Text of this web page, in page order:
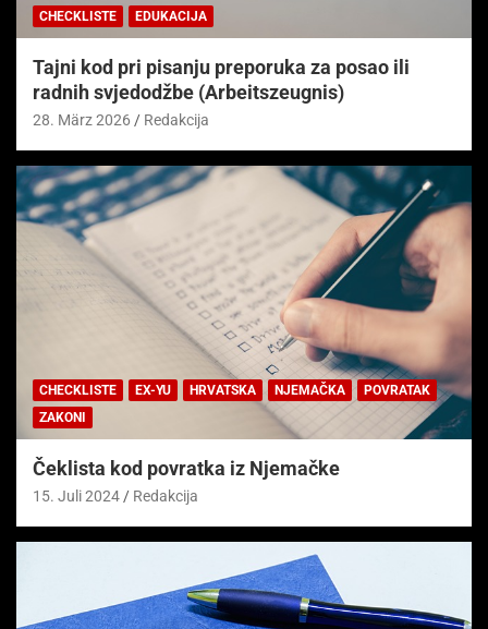
CHECKLISTE EDUKACIJA
Tajni kod pri pisanju preporuka za posao ili
radnih svjedodžbe (Arbeitszeugnis)
28. März 2026 Redakcija
CHECKLISTE EX-YU HRVATSKA NJEMAČKA
POVRATAK
ZAKONI
Čeklista kod povratka iz Njemačke
15. Juli 2024 Redakcija